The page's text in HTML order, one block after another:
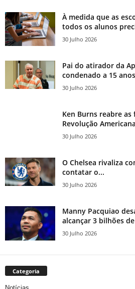
À medida que as
todos os alunos
30 Julho 2026
Pai do atirador da
condenado a 15
30 Julho 2026
Ken Burns reabre
Revolução
30 Julho 2026
O Chelsea rivaliza
contatar o...
30 Julho 2026
Manny Pacquiao
alcançar 3 bilhões
30 Julho 2026
Categoria